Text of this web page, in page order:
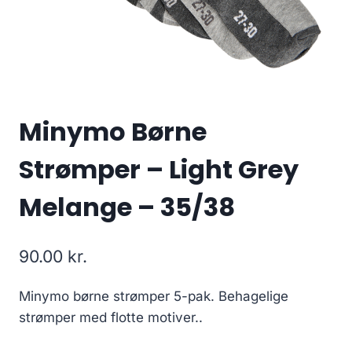
Minymo Børne
Strømper – Light Grey
Melange – 35/38
90.00 kr.
Minymo børne strømper 5-pak. Behagelige
strømper med flotte motiver..